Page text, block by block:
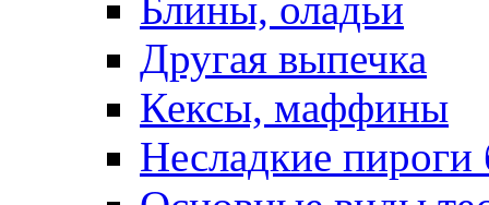
Блины, оладьи
Другая выпечка
Кексы, маффины
Несладкие пироги